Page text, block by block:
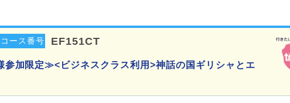
コース番号 EF151CT
参加限定≫<ビジネスクラス利用>神話の国ギリシャとエ